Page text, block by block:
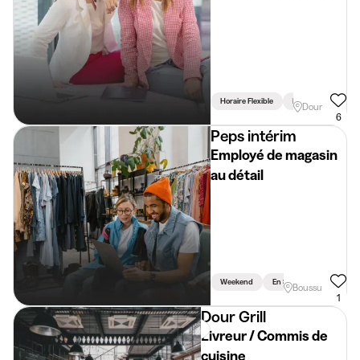
15/07 au 19/07) 🔥🎉
Horaire Flexible Permis Requis
Dour
6
Peps intérim
Employé de magasin
au détail
Weekend En SemaineBoussu
1
Dour Grill
Livreur / Commis de
cuisine